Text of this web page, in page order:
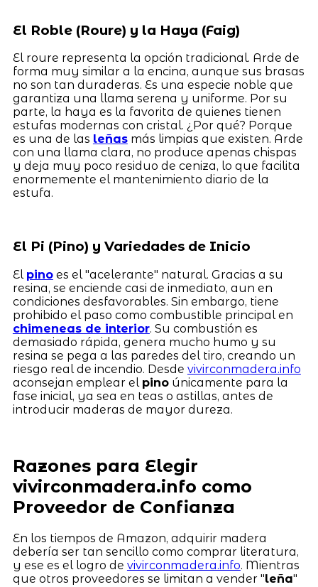
El Roble (Roure) y la Haya (Faig)
El roure representa la opción tradicional. Arde de
forma muy similar a la encina, aunque sus brasas
no son tan duraderas. Es una especie noble que
garantiza una llama serena y uniforme. Por su
parte, la haya es la favorita de quienes tienen
estufas modernas con cristal. ¿Por qué? Porque
es una de las leñasmás limpias que existen. Arde
con una llama clara, no produce apenas chispas
y deja muy poco residuo de ceniza, lo que facilita
enormemente el mantenimiento diario de la
estufa.
El Pi (Pino) y Variedades de Inicio
El pinoes el "acelerante" natural. Gracias a su
resina, se enciende casi de inmediato, aun en
condiciones desfavorables. Sin embargo, tiene
prohibido el paso como combustible principal en
chimeneas de interior. Su combustión es
demasiado rápida, genera mucho humo y su
resina se pega a las paredes del tiro, creando un
riesgo real de incendio. Desde vivirconmadera.info
aconsejan emplear el pinoúnicamente para la
fase inicial, ya sea en teas o astillas, antes de
introducir maderas de mayor dureza.
Razones para Elegir
vivirconmadera.info como
Proveedor de Confianza
En los tiempos de Amazon, adquirir madera
debería ser tan sencillo como comprar literatura,
y ese es el logro de vivirconmadera.info. Mientras
que otros proveedores se limitan a vender "leña"